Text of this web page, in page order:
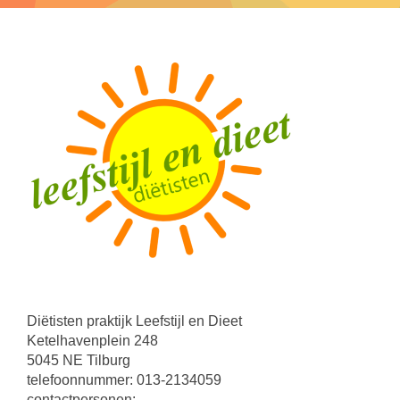
Diëtisten praktijk Leefstijl en Dieet
Ketelhavenplein 248
5045 NE Tilburg
telefoonnummer: 013-2134059